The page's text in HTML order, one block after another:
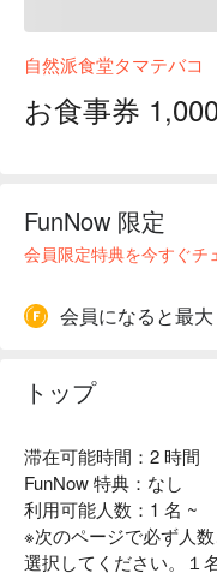
自然派食堂タマテバコ
お食事券
FunNow 限定
会員限定特典を今すぐチ
会員になると最
トップ
滞在可能時間：2 時間
FunNow 特典：なし
利用可能人数：1 名 ~
※次のページで必ず人
選択してください。１